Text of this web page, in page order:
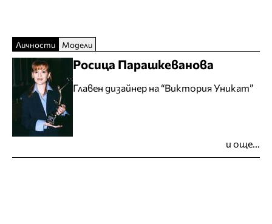
Личности Модели
Росица Парашкеванова
Главен дизайнер на “Виктория Уникат”
и още...